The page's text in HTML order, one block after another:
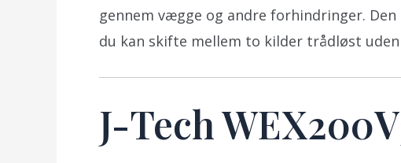
gennem vægge og andre forhindringer.
du kan skifte mellem to kilder trådløst
J-Tech